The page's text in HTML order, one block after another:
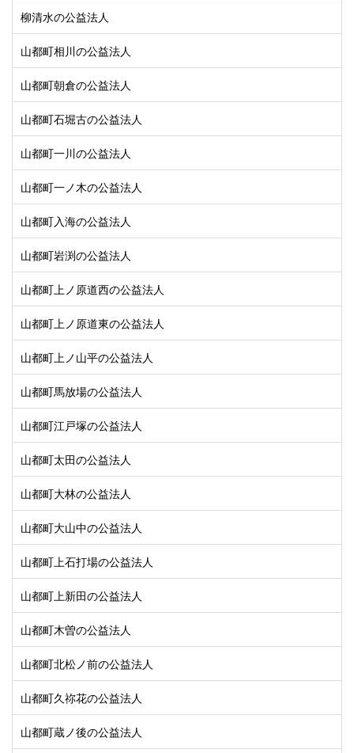
柳清水の公益法人
山都町相川の公益法人
山都町朝倉の公益法人
山都町石堀古の公益法人
山都町一川の公益法人
山都町一ノ木の公益法人
山都町入海の公益法人
山都町岩渕の公益法人
山都町上ノ原道西の公益法人
山都町上ノ原道東の公益法人
山都町上ノ山平の公益法人
山都町馬放場の公益法人
山都町江戸塚の公益法人
山都町太田の公益法人
山都町大林の公益法人
山都町大山中の公益法人
山都町上石打場の公益法人
山都町上新田の公益法人
山都町木曽の公益法人
山都町北松ノ前の公益法人
山都町久祢花の公益法人
山都町蔵ノ後の公益法人